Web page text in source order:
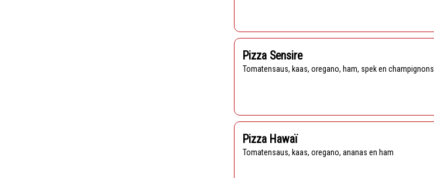
Pizza Sensire
Tomatensaus, kaas, oregano, ham, spek en champignons
Pizza Hawaï
Tomatensaus, kaas, oregano, ananas en ham